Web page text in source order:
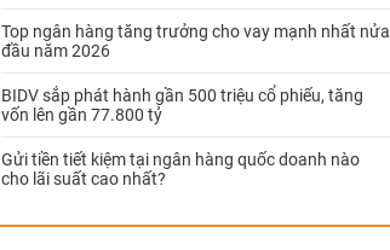
Top ngân hàng tăng trưởng cho vay mạnh nhất nửa
đầu năm 2026
BIDV sắp phát hành gần 500 triệu cổ phiếu, tăng
vốn lên gần 77.800 tỷ
Gửi tiền tiết kiệm tại ngân hàng quốc doanh nào
cho lãi suất cao nhất?